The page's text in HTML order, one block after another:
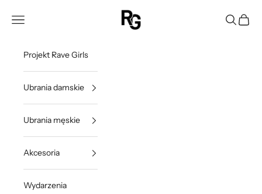
Rave Girls Poland
Otwórz menu nawigacji Otwórz
Projekt Rave Girls
Ubrania damskie
Ubrania męskie
Akcesoria
Wydarzenia